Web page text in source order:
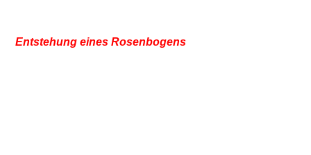
Entstehung eines Rosenbogens